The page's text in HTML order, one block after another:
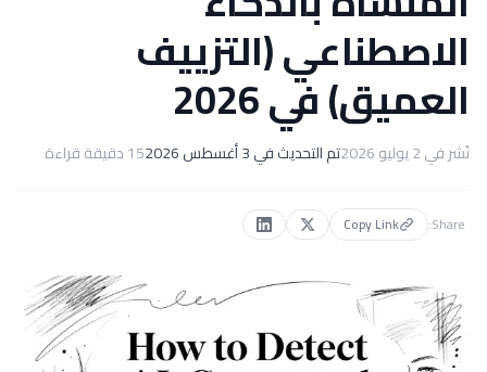
الاصطناعي (التزييف
العميق) في 2026
نُشر في2 يوليو 2026 تم التحديث في3 أغسطس 2026 15دقيقة قراءة
Share:
Copy Link